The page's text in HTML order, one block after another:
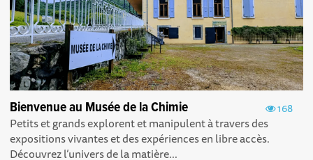
168
Bienvenue au Musée de la Chimie
Petits et grands explorent et manipulent à travers des
expositions vivantes et des expériences en libre accès.
Découvrez l’univers de la matière...